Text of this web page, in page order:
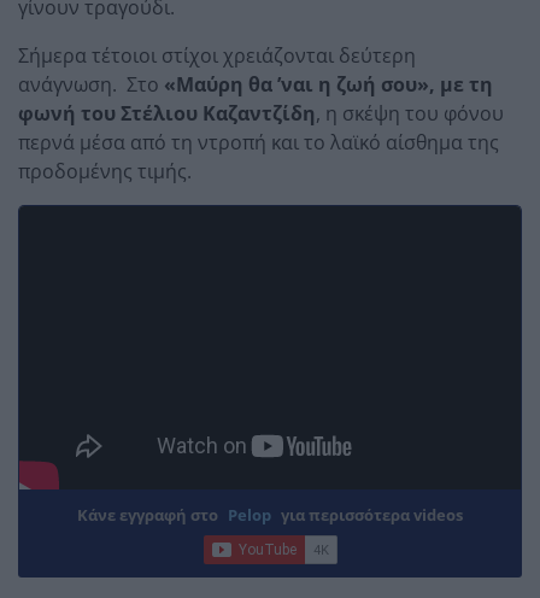
γίνουν τραγούδι.
Σήμερα τέτοιοι στίχοι χρειάζονται δεύτερη
ανάγνωση. Στο «Μαύρη θα ’ναι η ζωή σου», με τη
φωνή του Στέλιου Καζαντζίδη, η σκέψη του φόνου
περνά μέσα από τη ντροπή και το λαϊκό αίσθημα της
προδομένης τιμής.
Κάνε εγγραφή στο Pelop για περισσότερα videos